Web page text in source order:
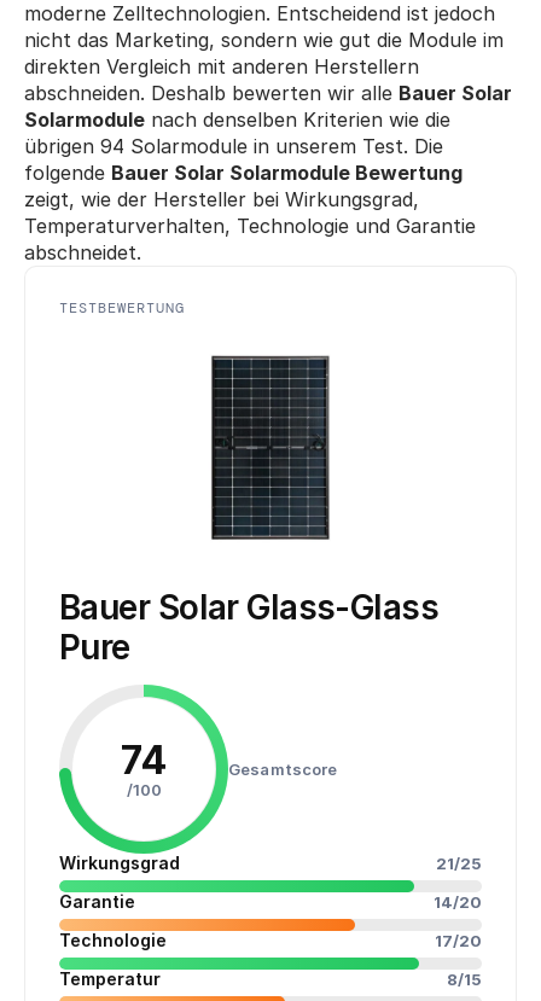
moderne Zelltechnologien. Entscheidend ist jedoch
nicht das Marketing, sondern wie gut die Module im
direkten Vergleich mit anderen Herstellern
abschneiden. Deshalb bewerten wir alle Bauer Solar
Solarmodule nach denselben Kriterien wie die
übrigen 94 Solarmodule in unserem Test. Die
folgende Bauer Solar Solarmodule Bewertung
zeigt, wie der Hersteller bei Wirkungsgrad,
Temperaturverhalten, Technologie und Garantie
abschneidet.
TESTBEWERTUNG
Bauer Solar Glass-Glass
Pure
74
/100
Gesamtscore
Wirkungsgrad 21/25
Garantie 14/20
Technologie 17/20
Temperatur 8/15